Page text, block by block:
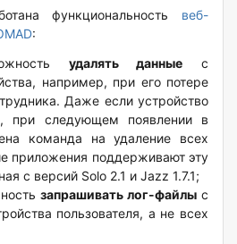
функциональность веб-
:
удалять данные с
например, при его потере
Даже если устройство
при следующем появлении в
команда на удаление всех
приложения поддерживают эту
с версий Solo 2.1 и Jazz 1.7.1;
запрашивать лог-файлы с
пользователя, а не всех